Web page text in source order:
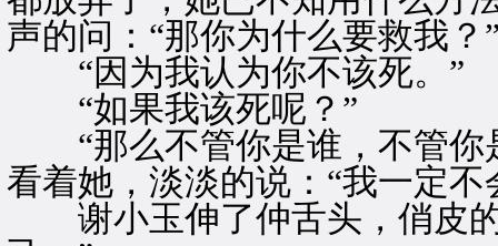
声的问：“那你为什么要救我？
“因为我认为你不该死。”
“如果我该死呢？”
“那么不管你是谁，不管你
看着她，淡淡的说：“我一定不
谢小玉伸了仲舌头，俏皮的